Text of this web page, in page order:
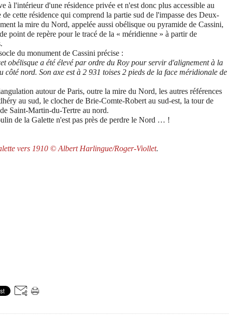
à l'intérieur d'une résidence privée et n'est donc plus accessible au
cette résidence qui comprend la partie sud de l'impasse des Deux-
la mire du Nord, appelée aussi obélisque ou pyramide de Cassini,
point de repère pour le tracé de la « méridienne » à partir de
du monument de Cassini précise :
obélisque a été élevé par ordre du Roy pour servir d'alignement à la
côté nord. Son axe est à 2 931 toises 2 pieds de la face méridionale de
autour de Paris, outre la mire du Nord, les autres références
au sud, le clocher de Brie-Comte-Robert au sud-est, la tour de
Saint-Martin-du-Tertre au nord.
de la Galette n'est pas près de perdre le Nord … !
vers 1910 © Albert Harlingue/Roger-Viollet.